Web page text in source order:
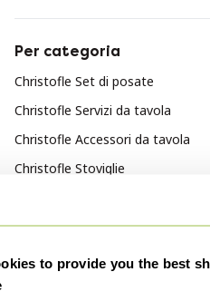
to provide you the best
Per categoria
Christofle Set di posate
Christofle Servizi da tavola
Christofle Accessori da tavola
Christofle Stoviglie